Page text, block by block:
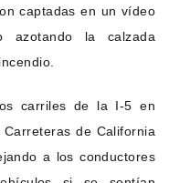
captadas en un vídeo
azotando la calzada
carriles de la I-5 en
de California
a los conductores